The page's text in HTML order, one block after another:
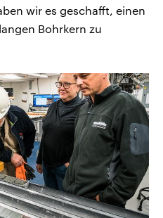
wir es geschafft, einen
Bohrkern zu